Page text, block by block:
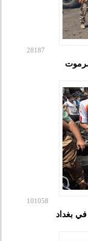
28187
101058